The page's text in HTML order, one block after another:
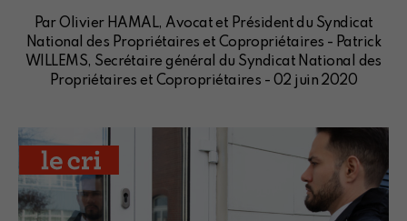
Par Olivier HAMAL, Avocat et Président du Syndicat
National des Propriétaires et Copropriétaires - Patrick
WILLEMS, Secrétaire général du Syndicat National des
Propriétaires et Copropriétaires - 02 juin 2020